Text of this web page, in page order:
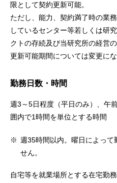
限として契約更新可能。
ただし、能力、契約満了時の業
しているセンター等若しくは研
クトの存続及び当研究所の経営
更新可能期間については変更に
勤務日数・時間
週3～5日程度（平日のみ）、午
囲内で1時間を単位とする時間
※ 週35時間以内。曜日によって
せん。
自宅等を就業場所とする在宅勤